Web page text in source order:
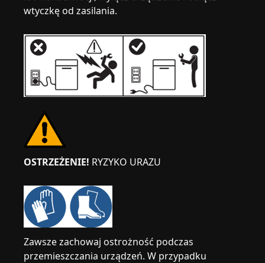
wtyczkę od zasilania.
OSTRZEŻENIE! RYZYKO URAZU
Zawsze zachowaj ostrożność podczas
przemieszczania urządzeń. W przypadku